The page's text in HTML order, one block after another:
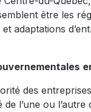
être les
adaptations
des
l’une ou l’autre